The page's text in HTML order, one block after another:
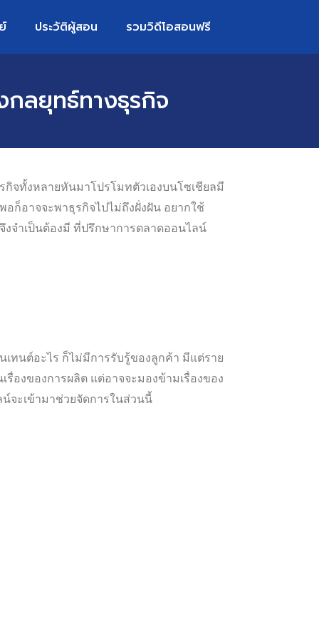
ประวัติผู้สอน รวมวิดีโอสอนฟรี
ลยุทธ์ทางธุรกิจ
จทั้งหลายหันมาโปรโมทตัวเองบนโซเชียลมี
อก็อาจจะพาธุรกิจไปไม่ถึงฝั่งฝัน อยากใช้
จำเป็นต้องมี ที่ปรึกษาการตลาดออนไลน์
ทนต์อะไร ก็ไม่มีการรับรู้ของลูกค้า มีแต่ราย
องของการผลิต แต่อาจจะมองข้ามเรื่องของ
จะเข้ามาช่วยจัดการในส่วนนี้